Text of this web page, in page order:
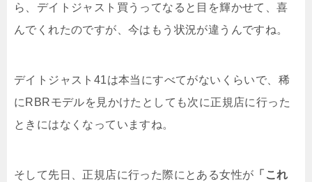
ら、デイトジャスト買うってなると目を輝かせて、喜
んでくれたのですが、今はもう状況が違うんですね。
デイトジャスト41は本当にすべてがないくらいで、稀
にRBRモデルを見かけたとしても次に正規店に行った
ときにはなくなっていますね。
そして先日、正規店に行った際にとある女性が 「これ